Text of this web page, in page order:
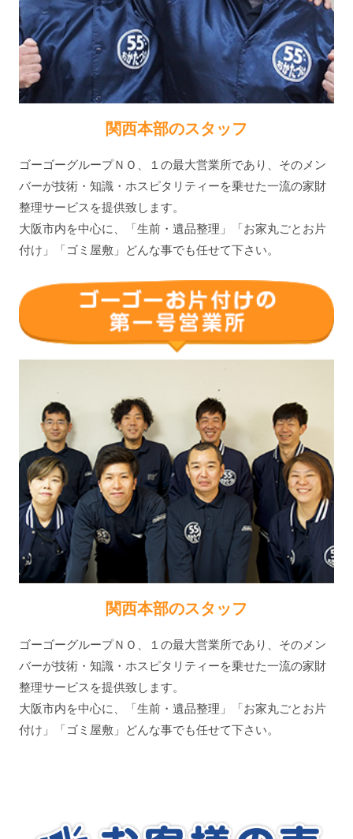
関西本部のスタッフ
ゴーゴーグループＮＯ、１の最大営業所であり、そのメン
バーが技術・知識・ホスピタリティーを乗せた一流の家財
整理サービスを提供致します。
大阪市内を中心に、「生前・遺品整理」「お家丸ごとお片
付け」「ゴミ屋敷」どんな事でも任せて下さい。
関西本部のスタッフ
ゴーゴーグループＮＯ、１の最大営業所であり、そのメン
バーが技術・知識・ホスピタリティーを乗せた一流の家財
整理サービスを提供致します。
大阪市内を中心に、「生前・遺品整理」「お家丸ごとお片
付け」「ゴミ屋敷」どんな事でも任せて下さい。